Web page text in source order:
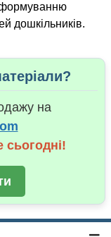
формуванню
дошкільників.
на
сьогодні!